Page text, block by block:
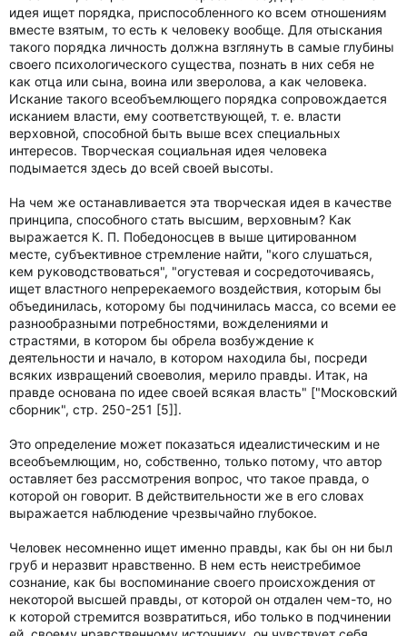
идея ищет порядка, приспособленного ко всем отношениям
вместе взятым, то есть к человеку вообще. Для отыскания
такого порядка личность должна взглянуть в самые глубины
своего психологического существа, познать в них себя не
как отца или сына, воина или зверолова, а как человека.
Искание такого всеобъемлющего порядка сопровождается
исканием власти, ему соответствующей, т. е. власти
верховной, способной быть выше всех специальных
интересов. Творческая социальная идея человека
подымается здесь до всей своей высоты.
На чем же останавливается эта творческая идея в качестве
принципа, способного стать высшим, верховным? Как
выражается К. П. Победоносцев в выше цитированном
месте, субъективное стремление найти, "кого слушаться,
кем руководствоваться", "огустевая и сосредоточиваясь,
ищет властного непререкаемого воздействия, которым бы
объединилась, которому бы подчинилась масса, со всеми ее
разнообразными потребностями, вожделениями и
страстями, в котором бы обрела возбуждение к
деятельности и начало, в котором находила бы, посреди
всяких извращений своеволия, мерило правды. Итак, на
правде основана по идее своей всякая власть" ["Московский
сборник", стр. 250-251 [5]].
Это определение может показаться идеалистическим и не
всеобъемлющим, но, собственно, только потому, что автор
оставляет без рассмотрения вопрос, что такое правда, о
которой он говорит. В действительности же в его словах
выражается наблюдение чрезвычайно глубокое.
Человек несомненно ищет именно правды, как бы он ни был
груб и неразвит нравственно. В нем есть неистребимое
сознание, как бы воспоминание своего происхождения от
некоторой высшей правды, от которой он отдален чем-то, но
к которой стремится возвратиться, ибо только в подчинении